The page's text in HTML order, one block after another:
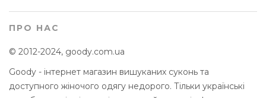
ПРО НАС
© 2012-2024, goody.com.ua
Goody - інтернет магазин вишуканих суконь та
доступного жіночого одягу недорого. Тільки українські